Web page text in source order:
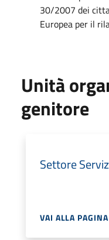
30/2007 dei
Europea per il
Unità
genitore
Settore
VAI ALLA PAGINA